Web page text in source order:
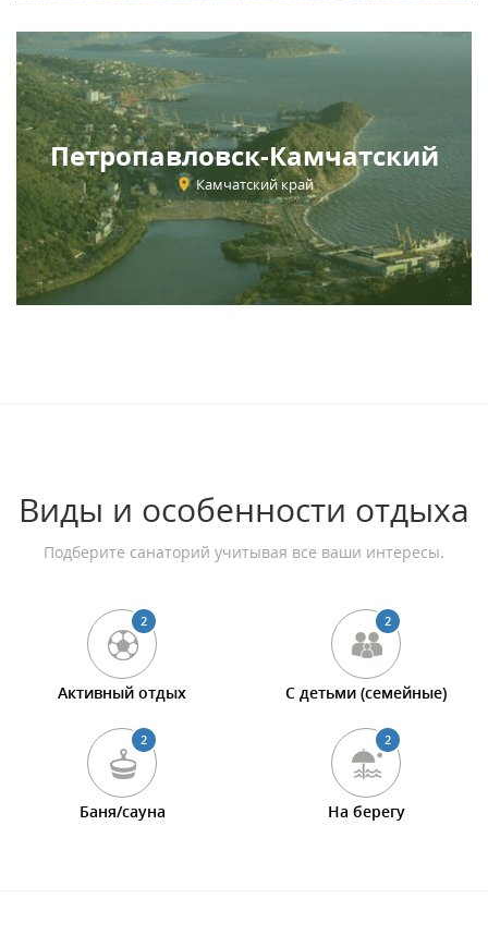
Петропавловск-Камчатский
Камчатский край
Виды и особенности отдыха
Подберите санаторий учитывая все ваши интересы.
2
Активный отдых
2
С детьми (семейные)
2
Баня/сауна
2
На берегу